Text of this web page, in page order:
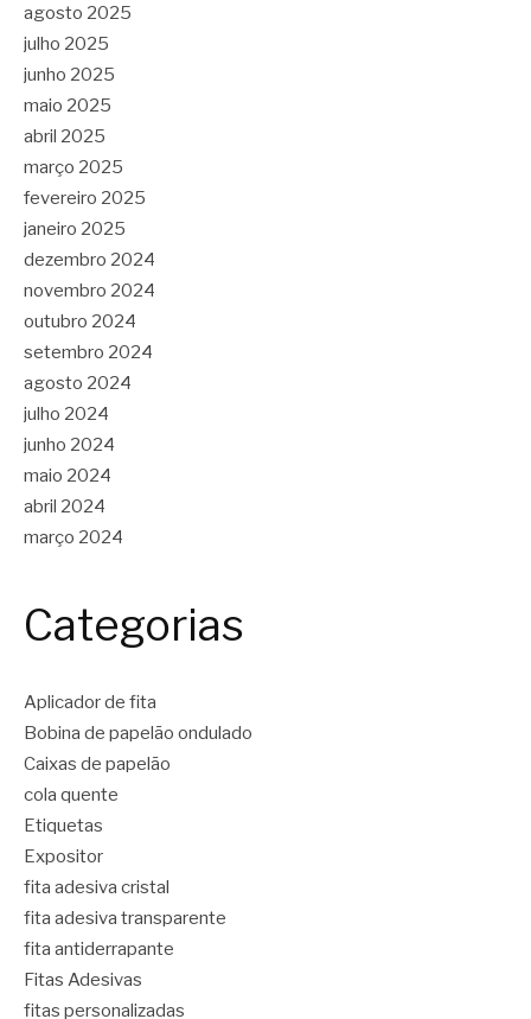
agosto 2025
julho 2025
junho 2025
maio 2025
abril 2025
março 2025
fevereiro 2025
janeiro 2025
dezembro 2024
novembro 2024
outubro 2024
setembro 2024
agosto 2024
julho 2024
junho 2024
maio 2024
abril 2024
março 2024
Categorias
Aplicador de fita
Bobina de papelão ondulado
Caixas de papelão
cola quente
Etiquetas
Expositor
fita adesiva cristal
fita adesiva transparente
fita antiderrapante
Fitas Adesivas
fitas personalizadas